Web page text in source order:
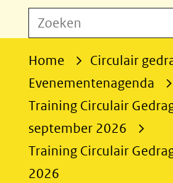
geweigerd.
o
Zoeken
Home
Circulair
Evenementenagenda
Training Circulair
september 2026
Training Circulair
2026